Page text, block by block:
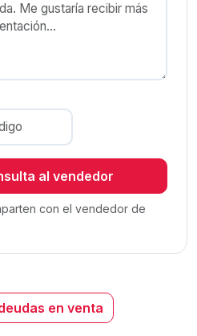
al vendedor
con el vendedor de
en venta